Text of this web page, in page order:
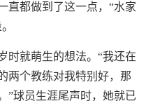
直都做到了这一点，“水家
时就萌生的想法。“我还在
两个教练对我特别好，那
”球员生涯尾声时，她就已